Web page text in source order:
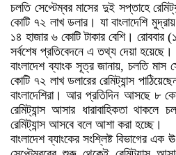
চলতি সেপ্টেম্বর মাসের দুই সপ্তাহে
কোটি ৭২ লাখ ডলার। যা বাংলাদেশি
১৪ হাজার ৬ কোটি টাকার বেশি। রোববার
সর্বশেষ প্রতিবেদনে এ তথ্য দেয়া হয়েছে।
বাংলাদেশ ব্যাংক সূত্র জানায়, চলতি মাস
কোটি ৭২ লাখ ডলারের রেমিট্যান্স
বাংলাদেশিরা। আর প্রতিদিন আসছে ৮
রেমিট্যান্স আসার ধারাবাহিকতা
রেমিট্যান্স আসবে বলে আশা করা হচ্ছে।
বাংলাদেশ ব্যাংকের সংশ্লিষ্ট বিভাগের এক